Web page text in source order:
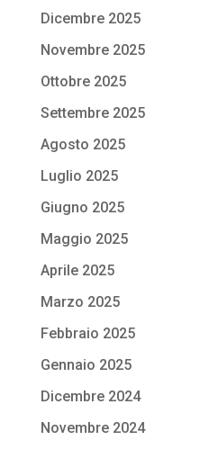
Dicembre 2025
Novembre 2025
Ottobre 2025
Settembre 2025
Agosto 2025
Luglio 2025
Giugno 2025
Maggio 2025
Aprile 2025
Marzo 2025
Febbraio 2025
Gennaio 2025
Dicembre 2024
Novembre 2024